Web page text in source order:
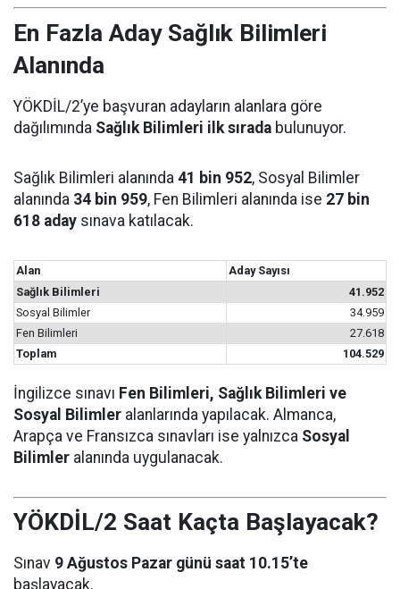
En Fazla Aday Sağlık Bilimleri
Alanında
YÖKDİL/2’ye başvuran adayların alanlara göre
dağılımında Sağlık Bilimleri ilk sırada bulunuyor.
Sağlık Bilimleri alanında 41 bin 952, Sosyal Bilimler
alanında 34 bin 959, Fen Bilimleri alanında ise 27 bin
618 aday sınava katılacak.
Alan
Aday Sayısı
Sağlık Bilimleri
41.952
Sosyal Bilimler
34.959
Fen Bilimleri
27.618
Toplam
104.529
İngilizce sınavı Fen Bilimleri, Sağlık Bilimleri ve
Sosyal Bilimler alanlarında yapılacak. Almanca,
Arapça ve Fransızca sınavları ise yalnızca Sosyal
Bilimler alanında uygulanacak.
YÖKDİL/2 Saat Kaçta Başlayacak?
Sınav 9 Ağustos Pazar günü saat 10.15’te
başlayacak.